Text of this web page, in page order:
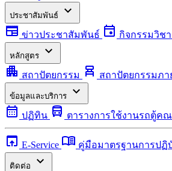
ประชาสัมพันธ์
expand_more
newspaper ข่าวประชาสัมพันธ์ event กิจกรรมวิช
หลักสูตร
expand_more
apartment สถาปัตยกรรม chair_alt สถาปัตยกรรมภา
ข้อมูลและบริการ
expand_more
calendar_month ปฏิทิน directions_bus ตารางการใช้งานรถตู้ค
open_in_browser E-Service menu_book คู่มือมาตรฐานการปฏิ
ติดต่อ
expand_more